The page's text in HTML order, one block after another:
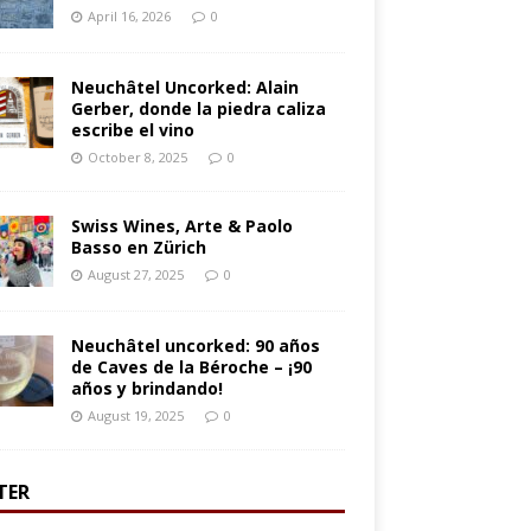
April 16, 2026 0
Neuchâtel Uncorked: Alain
Gerber, donde la piedra caliza
escribe el vino
October 8, 2025 0
Swiss Wines, Arte & Paolo
Basso en Zürich
August 27, 2025 0
Neuchâtel uncorked: 90 años
de Caves de la Béroche – ¡90
años y brindando!
August 19, 2025 0